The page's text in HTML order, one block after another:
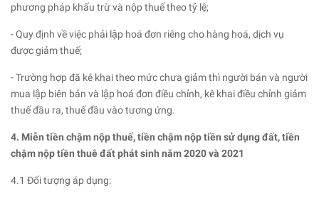
phương pháp khấu trừ và nộp thuế theo tỷ lệ;
- Quy định về việc phải lập hoá đơn riêng cho hàng hoá, dịch vụ
được giảm thuế;
- Trường hợp đã kê khai theo mức chưa giảm thì người bán và người
mua lập biên bản và lập hoá đơn điều chỉnh, kê khai điều chỉnh giảm
thuế đầu ra, thuế đầu vào tương ứng.
4. Miễn tiền chậm nộp thuế, tiền chậm nộp tiền sử dụng đất, tiền
chậm nộp tiền thuê đất phát sinh năm 2020 và 2021
4.1 Đối tượng áp dụng: